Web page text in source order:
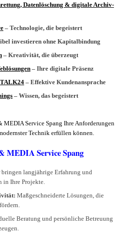
Datenlöschung & digitale Archiv-
– Technologie, die begeistert
investieren ohne Kapitalbindung
– Kreativität, die überzeugt
– Ihre digitale Präsenz
– Effektive Kundenansprache
– Wissen, das begeistert
Service Spang Ihre Anforderungen
Technik erfüllen können.
Service Spang
bringen langjährige Erfahrung und
in Ihre Projekte.
Maßgeschneiderte Lösungen, die
Beratung und persönliche Betreuung